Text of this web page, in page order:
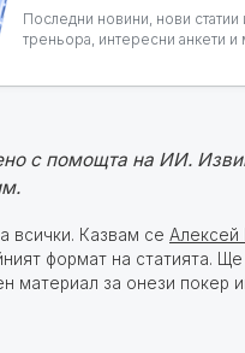
Последни новини, нови
треньора, интересни анкети и
с помощта на ИИ.
всички. Казвам се Алексей
формат на статията.
материал за онези покер